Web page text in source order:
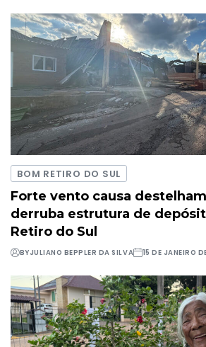
BOM RETIRO DO SUL
Forte vento causa
derruba estrutura de
Retiro do Sul
BYJULIANO BEPPLER DA SILVA 15 DE JANEIRO